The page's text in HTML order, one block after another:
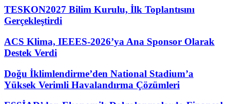
TESKON2027 Bilim Kurulu, İlk Toplantısını
Gerçekleştirdi
ACS Klima, IEEES-2026’ya Ana Sponsor Olarak
Destek Verdi
Doğu İklimlendirme’den National Stadium’a
Yüksek Verimli Havalandırma Çözümleri